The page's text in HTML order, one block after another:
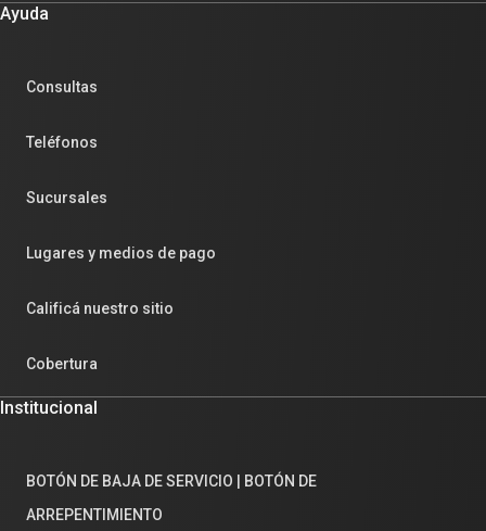
Ayuda
Consultas
Teléfonos
Sucursales
Lugares y medios de pago
Calificá nuestro sitio
Cobertura
Institucional
BOTÓN DE BAJA DE SERVICIO | BOTÓN DE
ARREPENTIMIENTO